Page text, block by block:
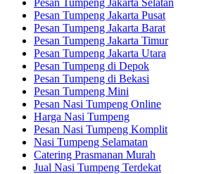
Pesan Tumpeng Jakarta Pusat
Pesan Tumpeng Jakarta Barat
Pesan Tumpeng Jakarta Timur
Pesan Tumpeng Jakarta Utara
Pesan Tumpeng di Depok
Pesan Tumpeng di Bekasi
Pesan Tumpeng Mini
Pesan Nasi Tumpeng Online
Harga Nasi Tumpeng
Pesan Nasi Tumpeng Komplit
Nasi Tumpeng Selamatan
Catering Prasmanan Murah
Jual Nasi Tumpeng Terdekat